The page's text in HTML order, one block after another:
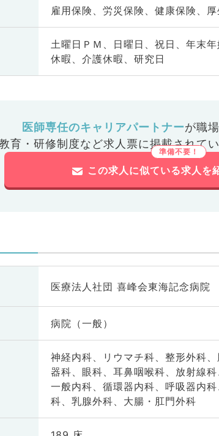
雇用保険、労災保険、健康保険、
土曜日ＰＭ、日曜日、祝日、年末
休暇、介護休暇、研究日
医師専任のキャリアパートナーが職
育・研修制度など求人票に掲載されて
この求人に似ている求人を
医療法人社団 喜峰会東海記念病院
病院（一般）
神経内科、リウマチ科、整形外科
器科、眼科、耳鼻咽喉科、放射線
一般内科、循環器内科、呼吸器内
科、乳腺外科、大腸・肛門外科